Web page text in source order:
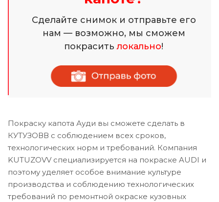
Сделайте снимок и отправьте его
нам — возможно, мы сможем
покраситьлокально!
Покраску капота Ауди вы сможете сделать в
КУТУЗОВВ с соблюдением всех сроков,
технологических норм и требований. Компания
KUTUZOVV специализируется на покраске AUDI и
поэтому уделяет особое внимание культуре
производства и соблюдению технологических
требований по ремонтной окраске кузовных